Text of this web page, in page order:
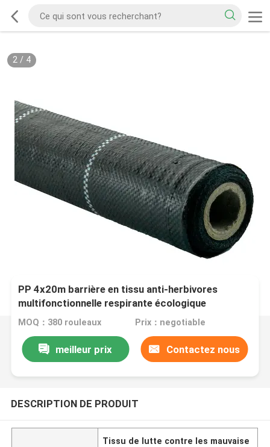
2/ 4
PP 4x20m barrière en tissu anti-herbivores
multifonctionnelle respirante écologique
MOQ：380 rouleaux Prix：negotiable
meilleur prix Contactez nous
DESCRIPTION DE PRODUIT
Tissu de lutte contre les mauvaise